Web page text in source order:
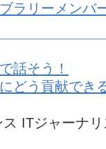
ラリーメンバ
話そう！
どう貢献でき
ITジャーナ